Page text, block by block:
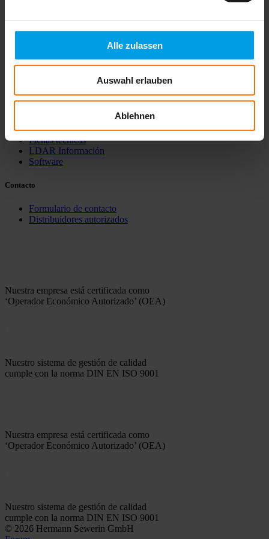
Alle zulassen
Auswahl erlauben
Ablehnen
Biogás y gas de proceso
Agua
Descargas
Manual de instrucciones
Fichas técnicas
LDAR Información
Software
Contacto
Formulario de contacto
Distribuidores autorizados
Nuestra empresa está certificada como
‘Operador Económico Autorizado’ (OEA)
Nuestro sistema de gestión de calidad
cumple con la norma DIN EN ISO 9001
Nuestra empresa está certificada como
‘Operador Económico Autorizado’ (OEA)
Nuestro sistema de gestión de calidad
cumple con la norma DIN EN ISO 9001
© 2026 Hermann Sewerin GmbH